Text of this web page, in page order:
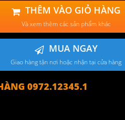
THÊM VÀO GIỎ HÀNG
Và xem thêm các sản phẩm khác
MUA NGAY
Giao hàng tận nơi hoặc nhận tại cửa hàng
0972.12345.1